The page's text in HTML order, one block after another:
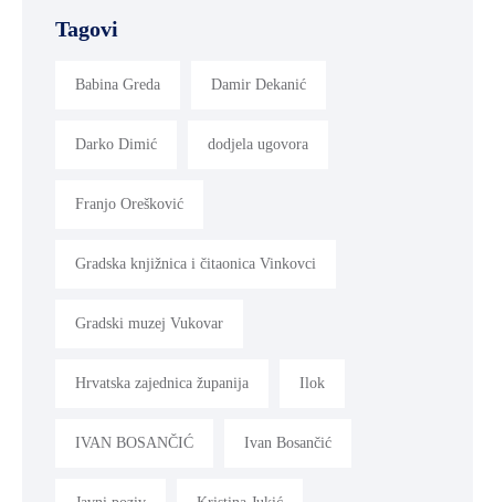
Tagovi
Babina Greda Damir Dekanić
Darko Dimić dodjela ugovora
Franjo Orešković
Gradska knjižnica i čitaonica Vinkovci
Gradski muzej Vukovar
Hrvatska zajednica županija Ilok
IVAN BOSANČIĆ Ivan Bosančić